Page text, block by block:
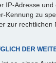
IP-Adresse
Kennung zu
zur rechtlichen
DER